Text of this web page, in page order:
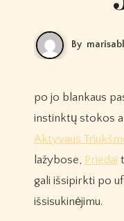
By
po jo blankaus pasirodymo ir pasityčiojimo iš Demian Maia ufc 112, Silva buvo apimta garsios kritikos dėl valios įsitraukti ir žudiko
instinktų stokos
Aktyvaus
lažybose, Priedai
gali išsipirkti po
išsisukinėjimu.